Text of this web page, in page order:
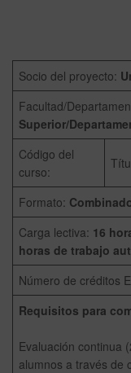
Socio del proyecto:
Facultad/
Superior/
Código del
curso:
Formato:
Carga lectiva: 16
horas de trabajo
Número de créditos
Requisitos para
Evaluación continua
alumnos a través de